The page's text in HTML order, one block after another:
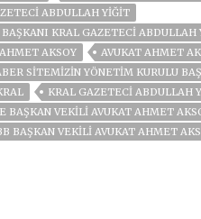
ABDULLAH YIĞIT
BAŞKANI KRAL GAZETECI ABDULLAH
AKSOY AVUKAT AHMET
SITEMIZIN YÖNETIM KURULU
KRAL GAZETECİ ABDULLAH
BAŞKAN VEKILI AVUKAT AHMET
BAŞKAN VEKİLİ AVUKAT AHMET